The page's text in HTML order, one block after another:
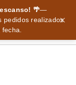
🌴—
pedidos realizados
fecha.